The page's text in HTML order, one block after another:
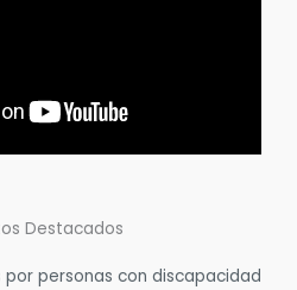
Destacados
personas con discapacidad